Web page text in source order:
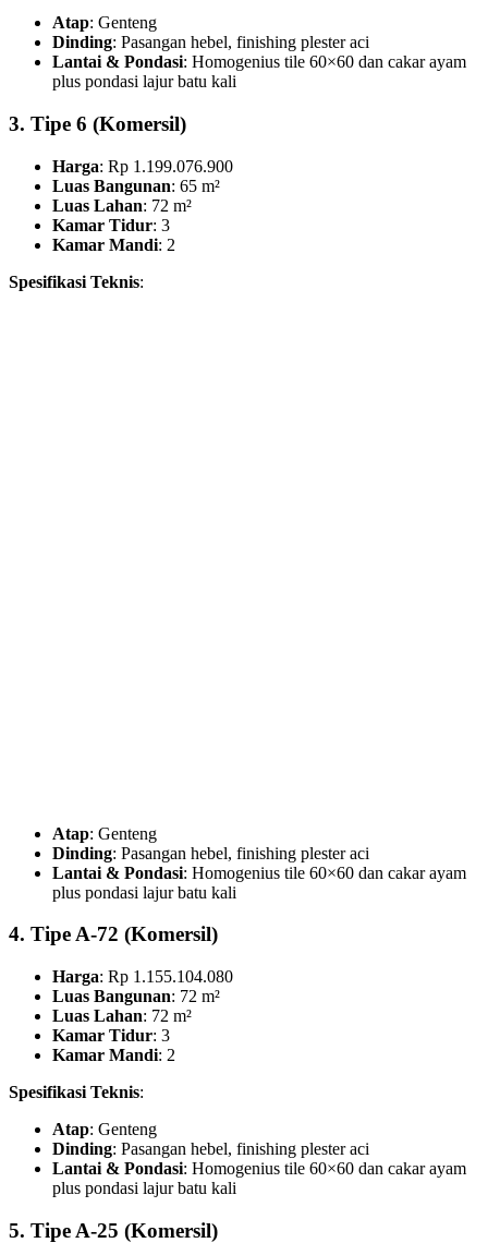
Atap: Genteng
Dinding: Pasangan hebel, finishing plester aci
Lantai & Pondasi: Homogenius tile 60×60 dan cakar ayam
plus pondasi lajur batu kali
3. Tipe 6 (Komersil)
Harga: Rp 1.199.076.900
Luas Bangunan: 65 m²
Luas Lahan: 72 m²
Kamar Tidur: 3
Kamar Mandi: 2
Spesifikasi Teknis:
Atap: Genteng
Dinding: Pasangan hebel, finishing plester aci
Lantai & Pondasi: Homogenius tile 60×60 dan cakar ayam
plus pondasi lajur batu kali
4. Tipe A-72 (Komersil)
Harga: Rp 1.155.104.080
Luas Bangunan: 72 m²
Luas Lahan: 72 m²
Kamar Tidur: 3
Kamar Mandi: 2
Spesifikasi Teknis:
Atap: Genteng
Dinding: Pasangan hebel, finishing plester aci
Lantai & Pondasi: Homogenius tile 60×60 dan cakar ayam
plus pondasi lajur batu kali
5. Tipe A-25 (Komersil)